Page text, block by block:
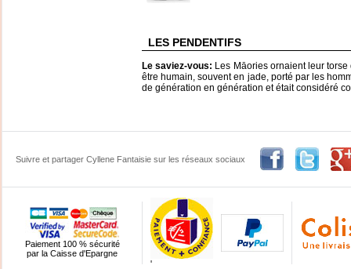
LES PENDENTIFS
Le saviez-vous: Les Māories ornaient leur
être humain, souvent en jade, porté par les
de génération en génération et était considéré
Suivre et partager Cyllene Fantaisie sur les réseaux sociaux
Paiement 100 % sécurité
par la Caisse d'Epargne
'